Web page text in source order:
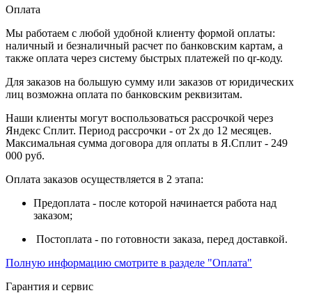
Оплата
Мы работаем с любой удобной клиенту формой оплаты:
наличный и безналичный расчет по банковским картам, а
также оплата через систему быстрых платежей по qr-коду.
Для заказов на большую сумму или заказов от юридических
лиц возможна оплата по банковским реквизитам.
Наши клиенты могут воспользоваться рассрочкой через
Яндекс Сплит. Период рассрочки - от 2х до 12 месяцев.
Максимальная сумма договора для оплаты в Я.Сплит - 249
000 руб.
Оплата заказов осуществляется в 2 этапа:
Предоплата - после которой начинается работа над
заказом;
Постоплата - по готовности заказа, перед доставкой.
Полную информацию смотрите в разделе "Оплата"
Гарантия и сервис